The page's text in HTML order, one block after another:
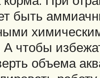
быть
чтобы
объема